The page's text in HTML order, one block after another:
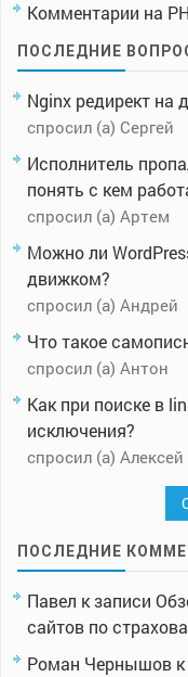
Комментарии на
ПОСЛЕДНИЕ
Nginx редирект на
спросил (а) Сергей
Исполнитель
понять с кем
спросил (а) Артем
Можно ли
движком?
спросил (а) Андрей
Что такое
спросил (а) Антон
Как при поиске в
исключения?
спросил (а) Алексей
ПОСЛЕДНИЕ
Павел к записи
сайтов по
Роман Чернышов